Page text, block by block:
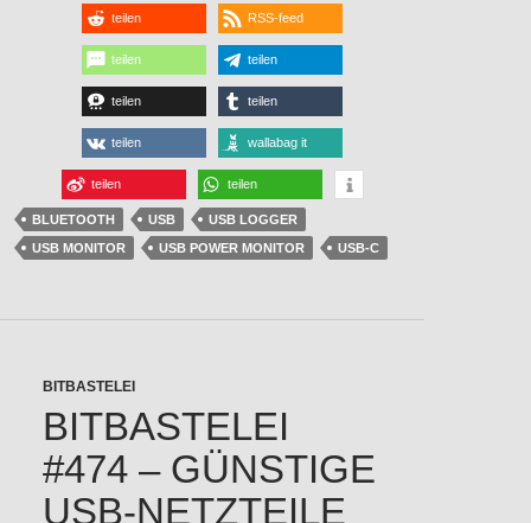
teilen RSS-feed
teilen teilen
teilen teilen
teilen wallabag it
teilen teilen
BLUETOOTH USB
USB LOGGER
USB MONITOR
USB POWER MONITOR USB-C
BITBASTELEI
BITBASTELEI
#474 – GÜNSTIGE
USB-NETZTEILE